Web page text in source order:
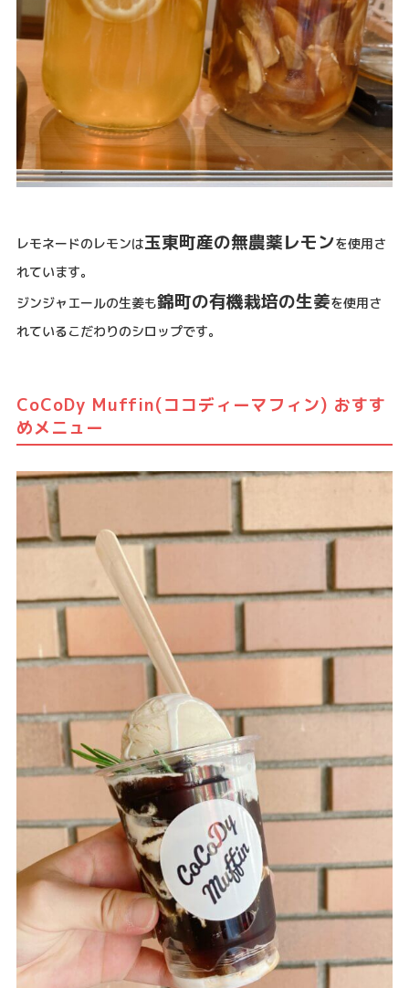
レモネードのレモンは玉東町産の無農薬レモンを使用さ
れています。
ジンジャエールの生姜も錦町の有機栽培の生姜を使用さ
れているこだわりのシロップです。
CoCoDy Muffin(ココディーマフィン) おすす
めメニュー